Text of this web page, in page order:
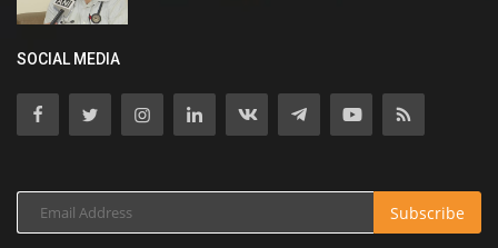
SOCIAL MEDIA
Subscribe